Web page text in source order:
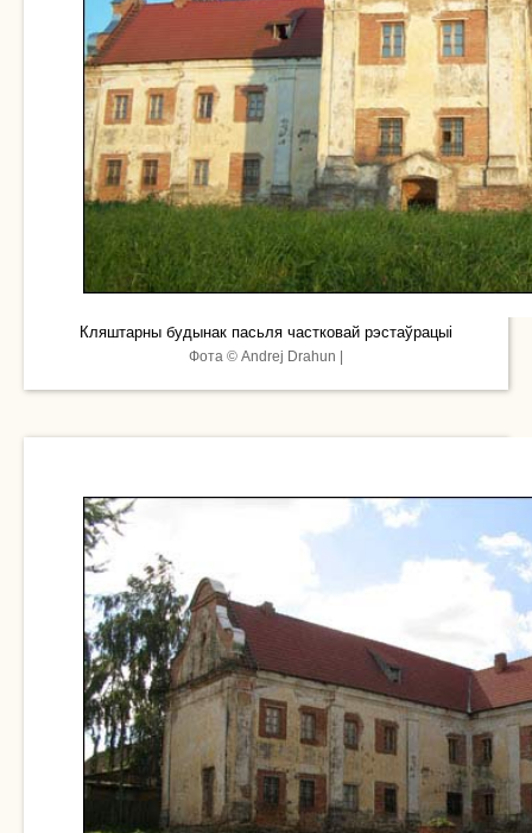
Кляштарны будынак пасьля частковай рэстаўрацыі
Фота © Andrej Drahun |